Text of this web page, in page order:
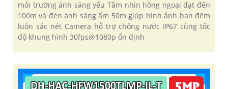
môi trường ánh sáng yếu Tầm nhìn hồng ngoại đạt đến
100m và đèn ánh sáng ấm 50m giúp hình ảnh ban đêm
luôn sắc nét Camera hỗ trợ chống nước IP67 cùng tốc
độ khung hình 30fps@1080p ổn định